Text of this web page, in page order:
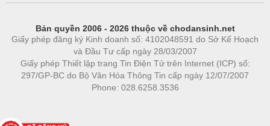
Bản quyền 2006 - 2026 thuộc về chodansinh.net
Giấy phép đăng ký Kinh doanh số: 4102048591 do Sở Kế Hoạch
và Đầu Tư cấp ngày 28/03/2007
Giấy phép Thiết lập trang Tin Điện Tử trên Internet (ICP) số:
297/GP-BC do Bộ Văn Hóa Thông Tin cấp ngày 12/07/2007
Phone: 028.6258.3536